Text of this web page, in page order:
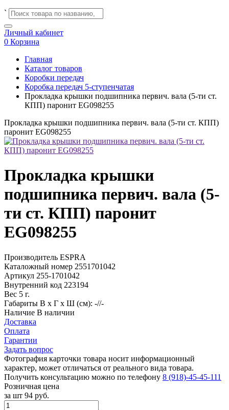
`
Личный кабинет
0 Корзина
Главная
Каталог товаров
Коробки передач
Коробка передач 5-ступенчатая
Прокладка крышки подшипника первич. вала (5-ти ст.
КПП) паронит EG098255
Прокладка крышки подшипника первич. вала (5-ти ст. КПП)
паронит EG098255
Прокладка крышки
подшипника первич. вала (5-
ти ст. КПП) паронит
EG098255
Производитель ESPRA
Каталожный номер 2551701042
Артикул 255-1701042
Внутренний код 223194
Вес 5 г.
Габариты В х Г х Ш (см): -//-
Наличие В наличии
Доставка
Оплата
Гарантии
Задать вопрос
Фотография карточки товара носит информационный
характер, может отличаться от реального вида товара.
Получить консультацию можно по телефону 8 (918)-45-45-111
Розничная цена
за шт 94 руб.